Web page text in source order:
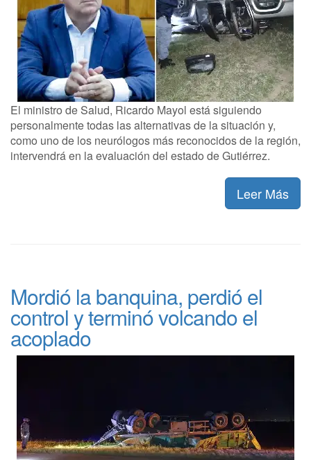
El ministro de Salud, Ricardo Mayol está siguiendo
personalmente todas las alternativas de la situación y,
como uno de los neurólogos más reconocidos de la región,
intervendrá en la evaluación del estado de Gutiérrez.
Leer Más
Mordió la banquina, perdió el
control y terminó volcando el
acoplado